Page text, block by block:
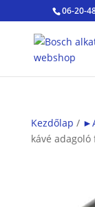
06-20-
Kezdőlap /
kávé adagoló